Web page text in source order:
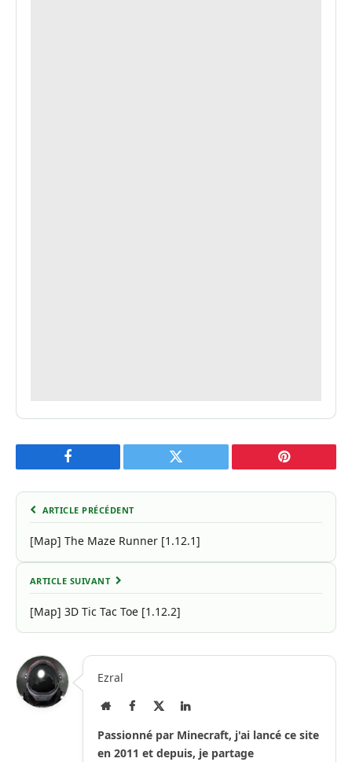
Facebook Twitter Pinterest
ARTICLE PRÉCÉDENT
[Map] The Maze Runner [1.12.1]
ARTICLE SUIVANT
[Map] 3D Tic Tac Toe [1.12.2]
Ezral
Site
Facebook LinkedIn
Passionné par Minecraft, j'ai lancé ce site
en 2011 et depuis, je partage